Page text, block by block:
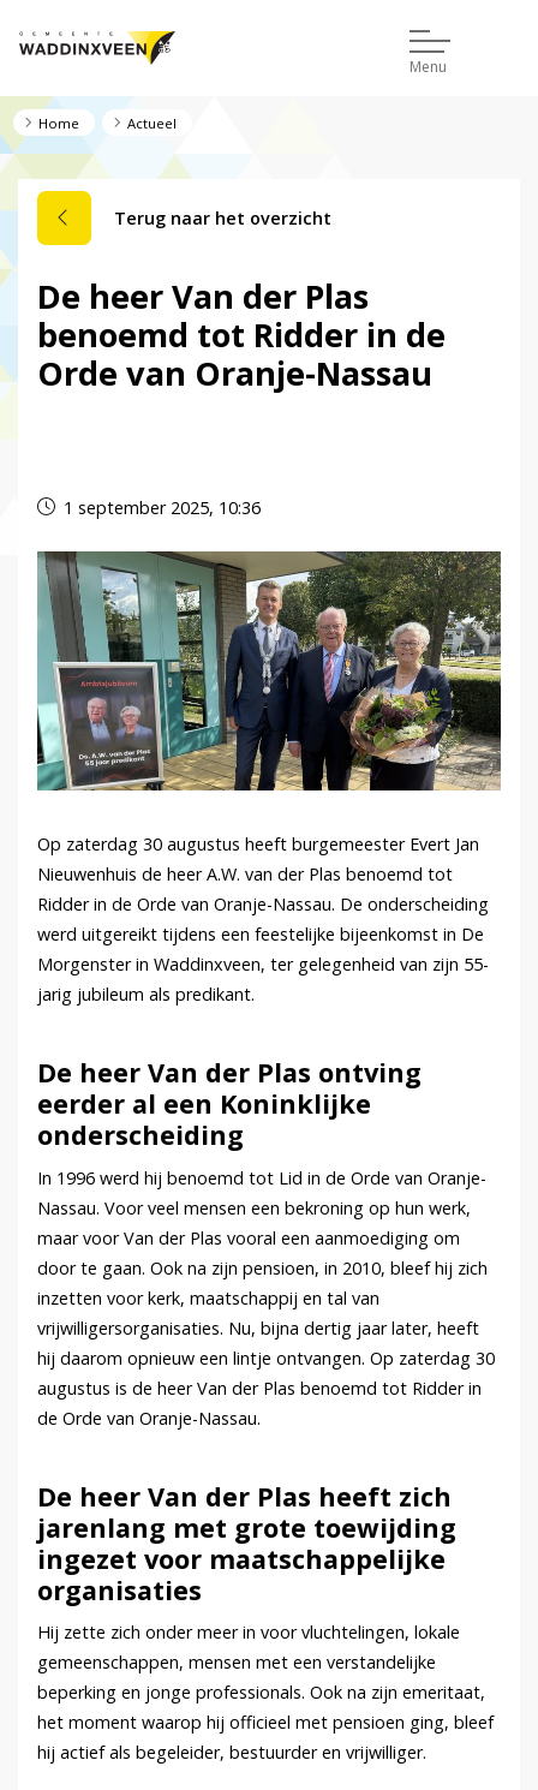
Menu
Home Actueel
Terug naar het overzicht
De heer Van der Plas
benoemd tot Ridder in de
Orde van Oranje-Nassau
1 september 2025, 10:36
Op zaterdag 30 augustus heeft burgemeester Evert Jan
Nieuwenhuis de heer A.W. van der Plas benoemd tot
Ridder in de Orde van Oranje-Nassau. De onderscheiding
werd uitgereikt tijdens een feestelijke bijeenkomst in De
Morgenster in Waddinxveen, ter gelegenheid van zijn 55-
jarig jubileum als predikant.
De heer Van der Plas ontving
eerder al een Koninklijke
onderscheiding
In 1996 werd hij benoemd tot Lid in de Orde van Oranje-
Nassau. Voor veel mensen een bekroning op hun werk,
maar voor Van der Plas vooral een aanmoediging om
door te gaan. Ook na zijn pensioen, in 2010, bleef hij zich
inzetten voor kerk, maatschappij en tal van
vrijwilligersorganisaties. Nu, bijna dertig jaar later, heeft
hij daarom opnieuw een lintje ontvangen. Op zaterdag 30
augustus is de heer Van der Plas benoemd tot Ridder in
de Orde van Oranje-Nassau.
De heer Van der Plas heeft zich
jarenlang met grote toewijding
ingezet voor maatschappelijke
organisaties
Hij zette zich onder meer in voor vluchtelingen, lokale
gemeenschappen, mensen met een verstandelijke
beperking en jonge professionals. Ook na zijn emeritaat,
het moment waarop hij officieel met pensioen ging, bleef
hij actief als begeleider, bestuurder en vrijwilliger.